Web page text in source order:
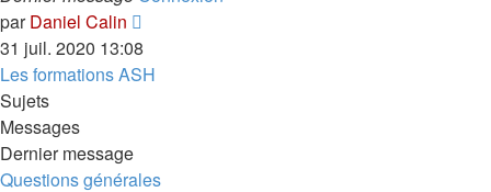
parDaniel Calin
le
dernier
31 juil. 2020 13:08
Les formations ASH
Sujets
Messages
Dernier message
Questions générales